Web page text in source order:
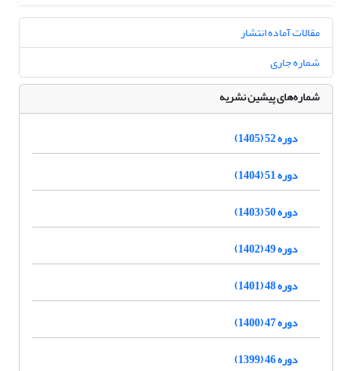
مقالات آماده انتشار
شماره جاری
شماره‌های پیشین نشریه
دوره 52 (1405)
دوره 51 (1404)
دوره 50 (1403)
دوره 49 (1402)
دوره 48 (1401)
دوره 47 (1400)
دوره 46 (1399)